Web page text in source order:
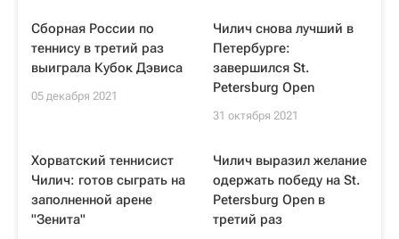
Сборная России по
теннису в третий раз
выиграла Кубок Дэвиса
05 декабря 2021
Чилич снова лучший в
Петербурге:
завершился St.
Petersburg Open
31 октября 2021
Хорватский теннисист
Чилич: готов сыграть на
заполненной арене
"Зенита"
Чилич выразил желание
одержать победу на St.
Petersburg Open в
третий раз